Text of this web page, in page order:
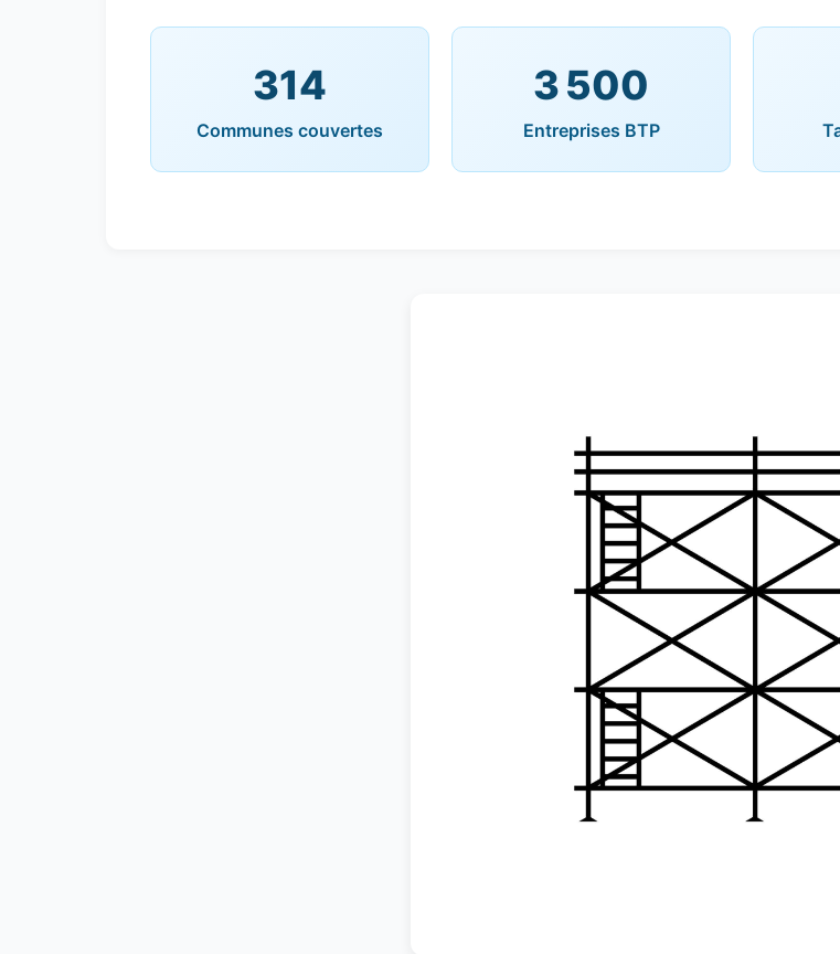
314
Communes couvertes
3 500
Entreprises BTP